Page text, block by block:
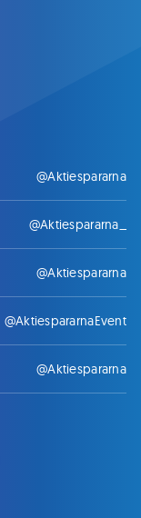
@Aktiespararna
@Aktiespararna_
@Aktiespararna
@AktiespararnaEvent
@Aktiespararna